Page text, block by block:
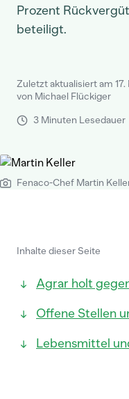
Prozent
beteiligt.
Zuletzt aktualisiert am 17.
von Michael Flückiger
3 Minuten Lesedauer
Fenaco-Chef Martin
Inhalte dieser Seite
Agrar holt
Offene Stellen
Lebensmittel